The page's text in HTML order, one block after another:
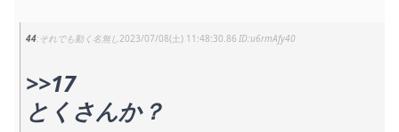
44 それでも動く名無し 2023/07/08(土) 11:48:30.86 u6rmAfy40
>>17
とくさんか？